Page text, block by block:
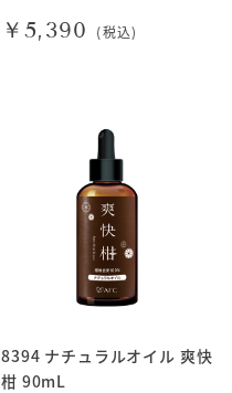
￥5,390 (税込)
8394 ナチュラルオイル 爽快
柑 90mL